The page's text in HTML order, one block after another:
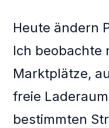
Heute ändern
Ich beobachte
Marktplätze,
freie
bestimmten